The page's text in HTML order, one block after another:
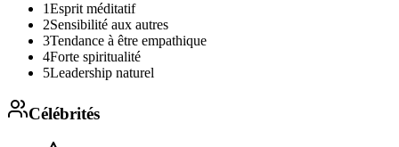
1Esprit méditatif
2Sensibilité aux autres
3Tendance à être empathique
4Forte spiritualité
5Leadership naturel
Célébrités